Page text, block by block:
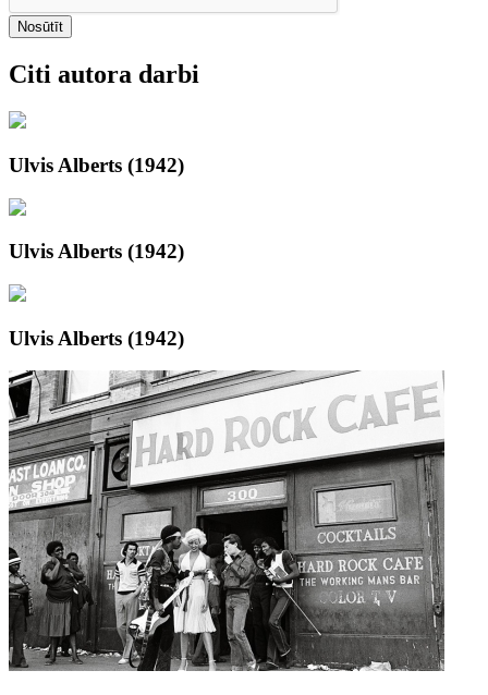
Nosūtīt
Citi autora darbi
Ulvis Alberts (1942)
Ulvis Alberts (1942)
Ulvis Alberts (1942)